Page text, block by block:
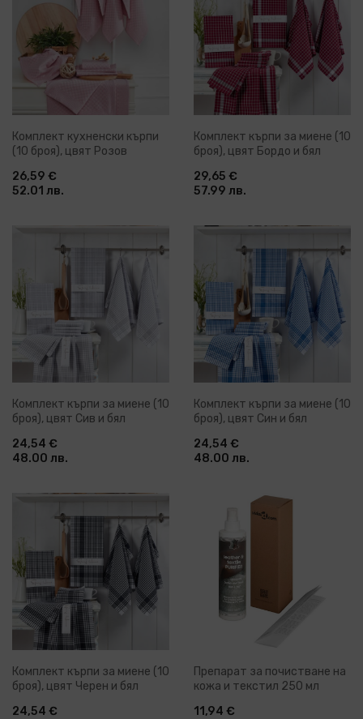
Комплект кухненски кърпи
(10 броя), цвят Розов
26,59 €
52.01 лв.
Комплект кърпи за миене (10
броя), цвят Бордо и бял
29,65 €
57.99 лв.
Комплект кърпи за миене (10
броя), цвят Сив и бял
24,54 €
48.00 лв.
Комплект кърпи за миене (10
броя), цвят Син и бял
24,54 €
48.00 лв.
Комплект кърпи за миене (10
броя), цвят Черен и бял
24,54 €
Препарат за почистване на
кожа и текстил 250 мл
11,94 €